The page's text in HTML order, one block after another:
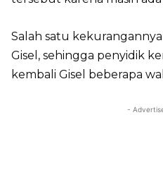
Salah satu
Gisel, sehingga penyidik
kembali Gisel beberapa
-